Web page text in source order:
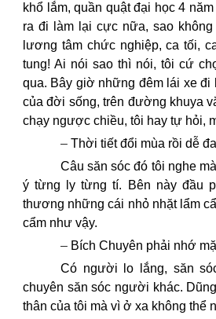
khổ lắm, quần quật đại học 4
ra đi làm lại cực nữa, sao
lương tâm chức nghiệp, ca tối,
tung! Ai nói sao thì nói, tôi cứ
qua. Bây giờ những đêm lái xe đi
của đời sống, trên đường khuya
chạy ngược chiều, tôi hay tự hỏi,
– Thời tiết đổi mùa rồi dễ
Câu săn sóc đó tôi nghe
ý từng ly từng tí. Bên này đầu
thương những cái nhỏ nhặt lẩm
cẩm như vậy.
– Bích Chuyên phải nhớ
Có người lo lắng, săn
chuyên săn sóc người khác.
thân của tôi mà vì ở xa không thể